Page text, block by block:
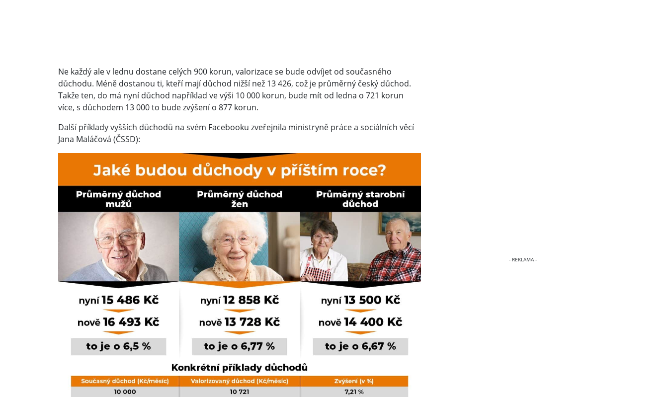
Ne každý ale v lednu dostane celých 900 korun, valorizace se bude odvíjet od současného
důchodu. Méně dostanou ti, kteří mají důchod nižší než 13 426, což je průměrný český důchod.
Takže ten, do má nyní důchod například ve výši 10 000 korun, bude mít od ledna o 721 korun
více, s důchodem 13 000 to bude zvýšení o 877 korun.
Další příklady vyšších důchodů na svém Facebooku zveřejnila ministryně práce a sociálních věcí
Jana Maláčová (ČSSD):